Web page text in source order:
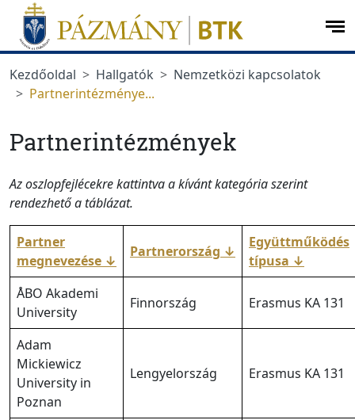
Ugrás a menüre
Ugrás a tartalomra
Kezdőoldal
Hallgatók
Nemzetközi kapcsolatok
Partnerintézménye...
Partnerintézmények
Az oszlopfejlécekre kattintva a kívánt kategória szerint
rendezhető a táblázat.
Partner
megnevezése ↓
Partnerország ↓
Együttműködés
típusa ↓
ÅBO Akademi
University
Finnország Erasmus KA 131
Adam
Mickiewicz
University in
Poznan
Lengyelország Erasmus KA 131